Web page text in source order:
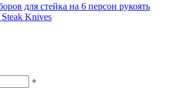
для стейка на 6 персон рукоять
Knives
+